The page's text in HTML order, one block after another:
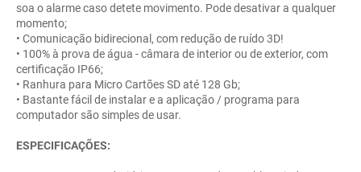
soa o alarme caso detete movimento. Pode desativar a qualquer
momento;
• Comunicação bidirecional, com redução de ruído 3D!
• 100% à prova de água - câmara de interior ou de exterior, com
certificação IP66;
• Ranhura para Micro Cartões SD até 128 Gb;
• Bastante fácil de instalar e a aplicação / programa para
computador são simples de usar.
ESPECIFICAÇÕES: